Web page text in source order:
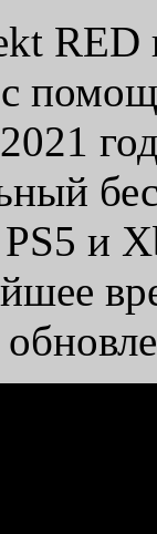
RED
и